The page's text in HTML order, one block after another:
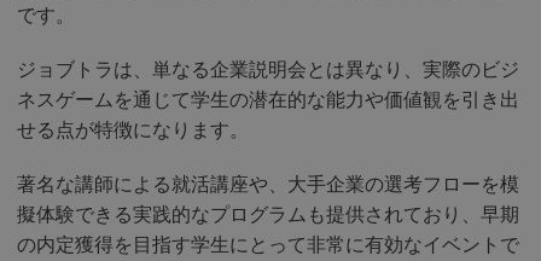
です。
ジョブトラは、単なる企業説明会とは異なり、実際のビジ
ネスゲームを通じて学生の潜在的な能力や価値観を引き出
せる点が特徴になります。
著名な講師による就活講座や、大手企業の選考フローを模
擬体験できる実践的なプログラムも提供されており、早期
の内定獲得を目指す学生にとって非常に有効なイベントで